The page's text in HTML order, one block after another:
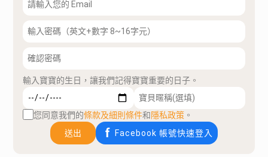
輸入寶寶的生日，讓我們記得寶寶重要的日子。
您同意我們的條款及細則條件和隱私政策 。
送出
Facebook 帳號快速登入